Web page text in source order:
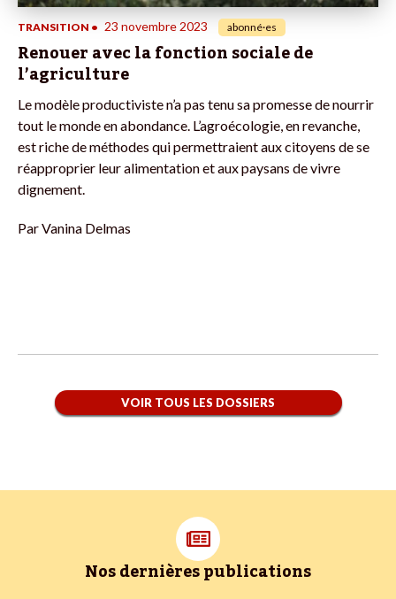
TRANSITION • 23 novembre 2023 abonné·es
Renouer avec la fonction sociale de
l’agriculture
Le modèle productiviste n’a pas tenu sa promesse de nourrir
tout le monde en abondance. L’agroécologie, en revanche,
est riche de méthodes qui permettraient aux citoyens de se
réapproprier leur alimentation et aux paysans de vivre
dignement.
ParVanina Delmas
VOIR TOUS LES DOSSIERS
Nos dernières publications